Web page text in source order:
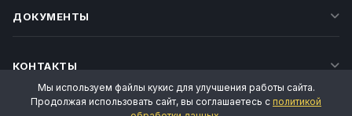
ДОКУМЕНТЫ
КОНТАКТЫ
Мы используем файлы кукис для улучшения работы сайта.
Продолжая использовать сайт, вы соглашаетесь с политикой